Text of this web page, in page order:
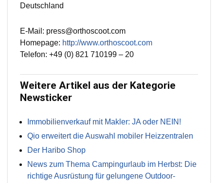
Deutschland
E-Mail: press@orthoscoot.com
Homepage: http://www.orthoscoot.com
Telefon: +49 (0) 821 710199 – 20
Weitere Artikel aus der Kategorie
Newsticker
Immobilienverkauf mit Makler: JA oder NEIN!
Qio erweitert die Auswahl mobiler Heizzentralen
Der Haribo Shop
News zum Thema Campingurlaub im Herbst: Die
richtige Ausrüstung für gelungene Outdoor-